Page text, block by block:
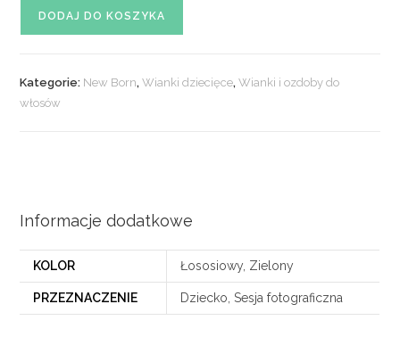
BORN
DODAJ DO KOSZYKA
Kategorie: New Born,Wianki dziecięce,Wianki i ozdoby do
włosów
Informacje dodatkowe
KOLOR Łososiowy, Zielony
PRZEZNACZENIE Dziecko, Sesja fotograficzna